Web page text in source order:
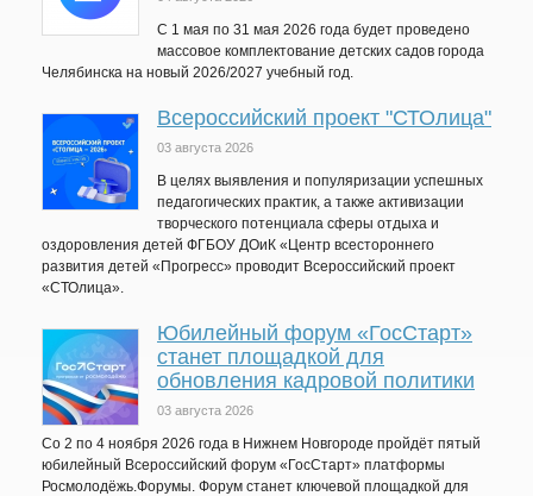
C 1 мая по 31 мая 2026 года будет проведено
массовое комплектование детских садов города
Челябинска на новый 2026/2027 учебный год.
Всероссийский проект "СТОлица"
03 августа 2026
В целях выявления и популяризации успешных
педагогических практик, а также активизации
творческого потенциала сферы отдыха и
оздоровления детей ФГБОУ ДОиК «Центр всестороннего
развития детей «Прогресс» проводит Всероссийский проект
«СТОлица».
Юбилейный форум «ГосСтарт»
станет площадкой для
обновления кадровой политики
03 августа 2026
Со 2 по 4 ноября 2026 года в Нижнем Новгороде пройдёт пятый
юбилейный Всероссийский форум «ГосСтарт» платформы
Росмолодёжь.Форумы. Форум станет ключевой площадкой для